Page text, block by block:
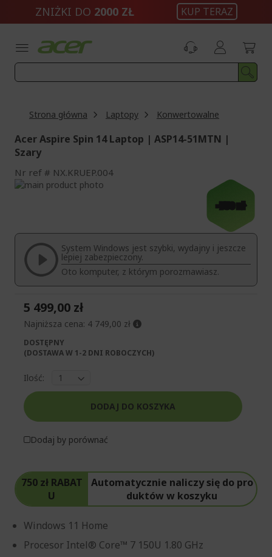
ZNIŻKI DO 2000 ZŁ KUP TERAZ
Strona główna Laptopy Konwertowalne
Acer Aspire Spin 14 Laptop | ASP14-51MTN |
Szary
Nr ref NX.KRUEP.004
Przejdź
-750 zł
galerii
System Windows jest szybki, wydajny i jeszcze
lepiej zabezpieczony.
Oto komputer, z którym porozmawiasz.
750 zł RABAT
U
Automatycznie naliczy się do pro
duktów w koszyku
Windows 11 Home
Procesor Intel® Core™ 7 150U 1.80 GHz
5 499,00 zł
Najniższa cena: 4 749,00 zł
DOSTĘPNY
(DOSTAWA W 1-2 DNI ROBOCZYCH)​
Ilość:
DODAJ DO KOSZYKA
Dodaj by porównać